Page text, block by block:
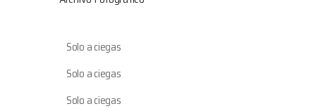
Solo a ciegas
Solo a ciegas
Solo a ciegas